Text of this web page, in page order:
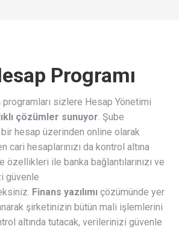
Programı
programları sizlere Hesap Yönetimi
çözümler sunuyor. Şube
hesap üzerinden online olarak
hesaplarınızı da kontrol altına
özellikleri ile banka bağlantılarınızı ve
güvenle
Finans yazılımı çözümünde yer
şirketinizin bütün mali işlemlerini
altında tutacak, verilerinizi güvenle